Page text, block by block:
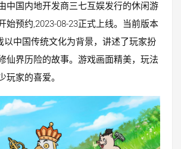
中国内地开发商三七互娱发行的休闲游
始预约,2023-08-23正式上线。当前版本
以中国传统文化为背景，讲述了玩家扮
仙界历险的故事。游戏画面精美，玩法
玩家的喜爱。